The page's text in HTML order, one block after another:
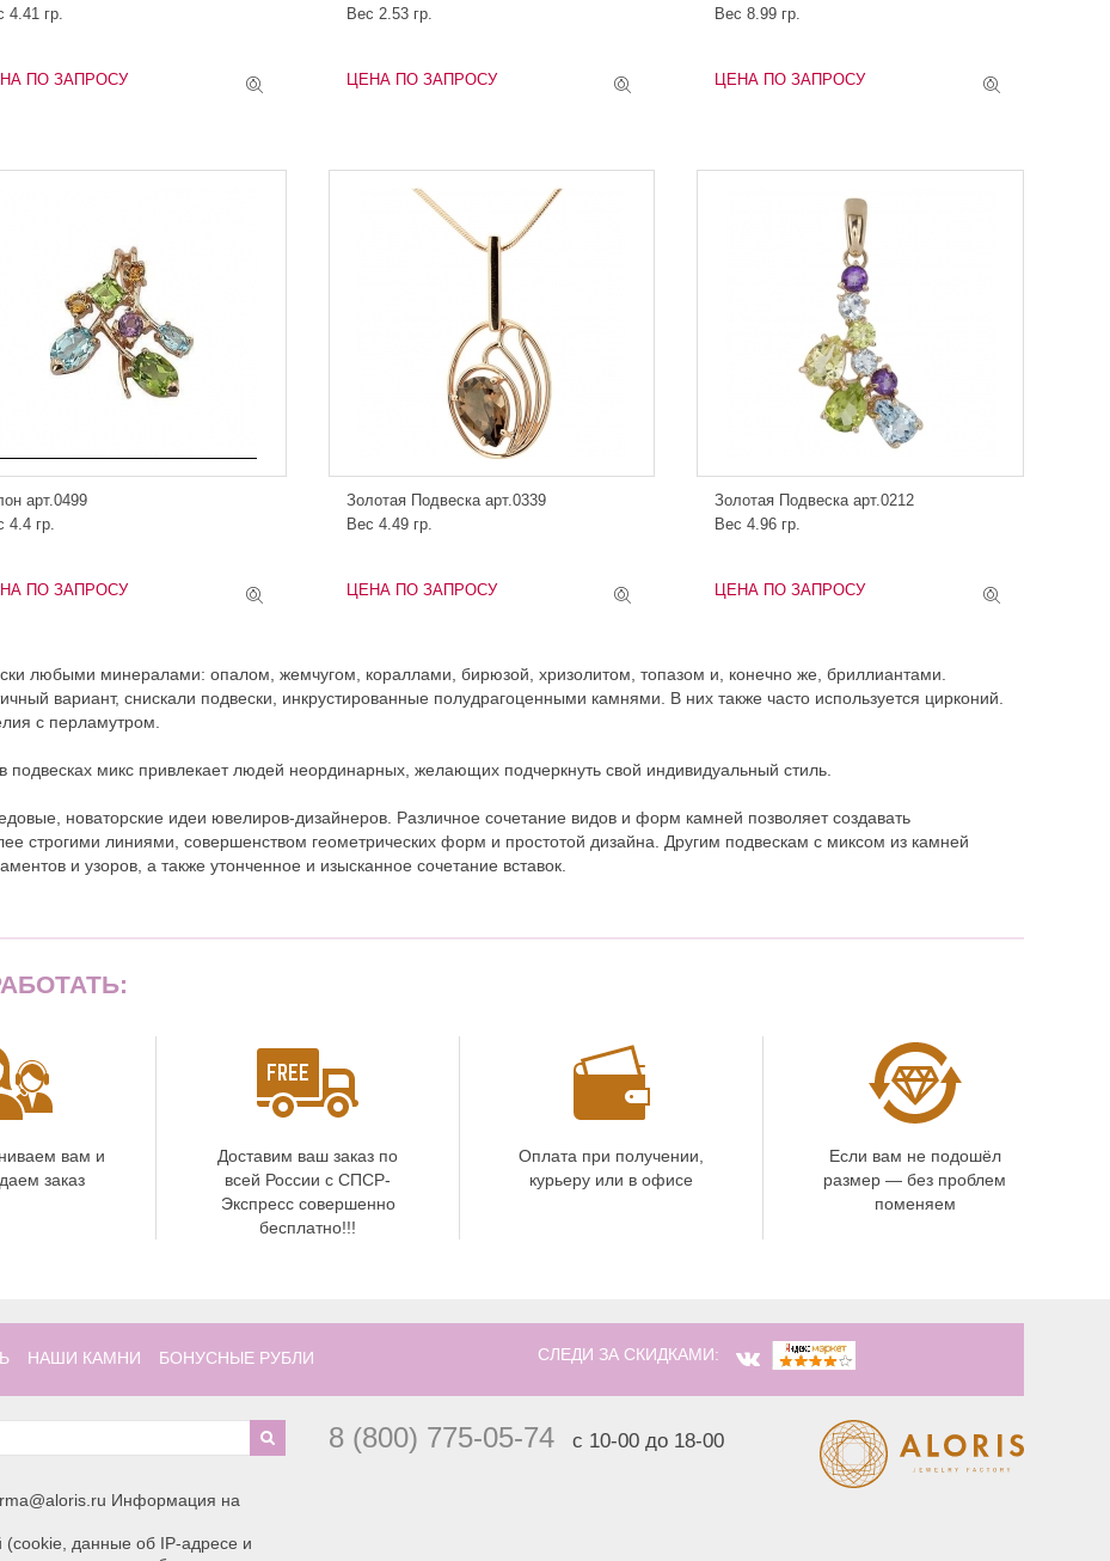
4.41 гр.
ПО ЗАПРОСУ
Вес 2.53 гр.
ЦЕНА ПО ЗАПРОСУ
Вес 8.99 гр.
ЦЕНА ПО ЗАПРОСУ
арт.0499
4.4 гр.
ПО ЗАПРОСУ
Золотая Подвеска арт.0339
Вес 4.49 гр.
ЦЕНА ПО ЗАПРОСУ
Золотая Подвеска арт.0212
Вес 4.96 гр.
ЦЕНА ПО ЗАПРОСУ
любыми минералами: опалом, жемчугом, кораллами, бирюзой, хризолитом, топазом и, конечно же, бриллиантами.
вариант, снискали подвески, инкрустированные полудрагоценными камнями. В них также часто используется цирконий.
с перламутром.
микс привлекает людей неординарных, желающих подчеркнуть свой индивидуальный стиль.
новаторские идеи ювелиров-дизайнеров. Различное сочетание видов и форм камней позволяет создавать
строгими линиями, совершенством геометрических форм и простотой дизайна. Другим подвескам с миксом из камней
и узоров, а также утонченное и изысканное сочетание вставок.
вам и
заказ
Доставим ваш заказ по
всей России с СПСР-
Экспресс совершенно
бесплатно!!!
Оплата при получении,
курьеру или в офисе
Если вам не подошёл
размер — без проблем
поменяем
НАШИ КАМНИ БОНУСНЫЕ РУБЛИ СЛЕДИ ЗА СКИДКАМИ:
Информация на
данные об IP-адресе и
8 (800) 775-05-74 с 10-00 до 18-00